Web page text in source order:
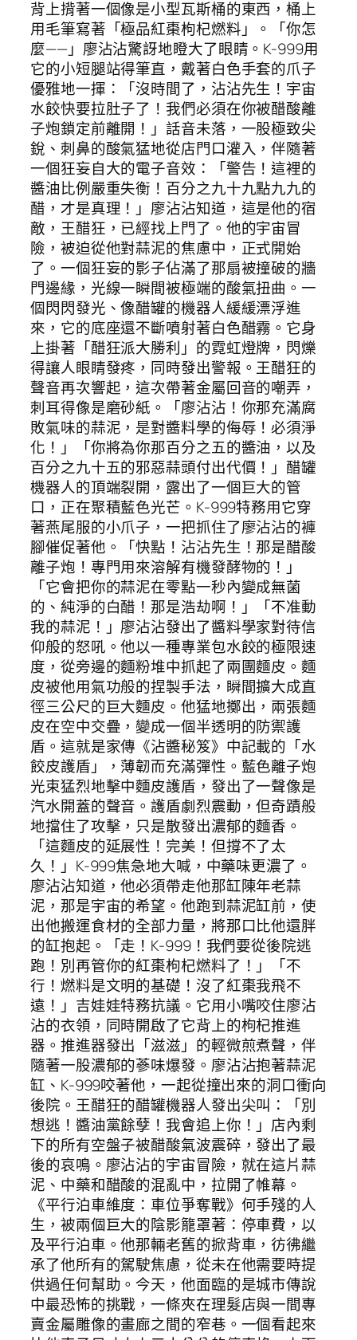
背上揹著一個像是小型瓦斯桶的東西，桶上
用毛筆寫著「極品紅棗枸杞燃料」。「你怎
麼——」廖沾沾驚訝地瞪大了眼睛。K-999用
它的小短腿站得筆直，戴著白色手套的爪子
優雅地一揮：「沒時間了，沾沾先生！宇宙
水餃快要拉肚子了！我們必須在你被醋酸離
子炮鎖定前離開！」話音未落，一股極致尖
銳、刺鼻的酸氣猛地從店門口灌入，伴隨著
一個狂妄自大的電子音效：「警告！這裡的
醬油比例嚴重失衡！百分之九十九點九九的
醋，才是真理！」廖沾沾知道，這是他的宿
敵，王醋狂，已經找上門了。他的宇宙冒
險，被迫從他對蒜泥的焦慮中，正式開始
了。一個狂妄的影子佔滿了那扇被撞破的牆
門邊緣，光線一瞬間被極端的酸氣扭曲。一
個閃閃發光、像醋罐的機器人緩緩漂浮進
來，它的底座還不斷噴射著白色醋霧。它身
上掛著「醋狂派大勝利」的霓虹燈牌，閃爍
得讓人眼睛發疼，同時發出警報。王醋狂的
聲音再次響起，這次帶著金屬回音的嘲弄，
刺耳得像是磨砂紙。「廖沾沾！你那充滿腐
敗氣味的蒜泥，是對醬料學的侮辱！必須淨
化！」「你將為你那百分之五的醬油，以及
百分之九十五的邪惡蒜頭付出代價！」醋罐
機器人的頂端裂開，露出了一個巨大的管
口，正在聚積藍色光芒。K-999特務用它穿
著燕尾服的小爪子，一把抓住了廖沾沾的褲
腳催促著他。「快點！沾沾先生！那是醋酸
離子炮！專門用來溶解有機發酵物的！」
「它會把你的蒜泥在零點一秒內變成無菌
的、純淨的白醋！那是浩劫啊！」「不准動
我的蒜泥！」廖沾沾發出了醬料學家對待信
仰般的怒吼。他以一種專業包水餃的極限速
度，從旁邊的麵粉堆中抓起了兩團麵皮。麵
皮被他用氣功般的捏製手法，瞬間擴大成直
徑三公尺的巨大麵皮。他猛地擲出，兩張麵
皮在空中交疊，變成一個半透明的防禦護
盾。這就是家傳《沾醬秘笈》中記載的「水
餃皮護盾」，薄韌而充滿彈性。藍色離子炮
光束猛烈地擊中麵皮護盾，發出了一聲像是
汽水開蓋的聲音。護盾劇烈震動，但奇蹟般
地擋住了攻擊，只是散發出濃郁的麵香。
「這麵皮的延展性！完美！但撐不了太
久！」K-999焦急地大喊，中藥味更濃了。
廖沾沾知道，他必須帶走他那缸陳年老蒜
泥，那是宇宙的希望。他跑到蒜泥缸前，使
出他搬運食材的全部力量，將那口比他還胖
的缸抱起。「走！K-999！我們要從後院逃
跑！別再管你的紅棗枸杞燃料了！」「不
行！燃料是文明的基礎！沒了紅棗我飛不
遠！」吉娃娃特務抗議。它用小嘴咬住廖沾
沾的衣領，同時開啟了它背上的枸杞推進
器。推進器發出「滋滋」的輕微煎煮聲，伴
隨著一股濃郁的蔘味爆發。廖沾沾抱著蒜泥
缸、K-999咬著他，一起從撞出來的洞口衝向
後院。王醋狂的醋罐機器人發出尖叫：「別
想逃！醬油黨餘孽！我會追上你！」店內剩
下的所有空盤子被醋酸氣波震碎，發出了最
後的哀鳴。廖沾沾的宇宙冒險，就在這片蒜
泥、中藥和醋酸的混亂中，拉開了帷幕。
《平行泊車維度：車位爭奪戰》何手殘的人
生，被兩個巨大的陰影籠罩著：停車費，以
及平行泊車。他那輛老舊的掀背車，彷彿繼
承了他所有的駕駛焦慮，從未在他需要時提
供過任何幫助。今天，他面臨的是城市傳說
中最恐怖的挑戰，一條夾在理髮店與一間專
賣金屬雕像的畫廊之間的窄巷。一個看起來